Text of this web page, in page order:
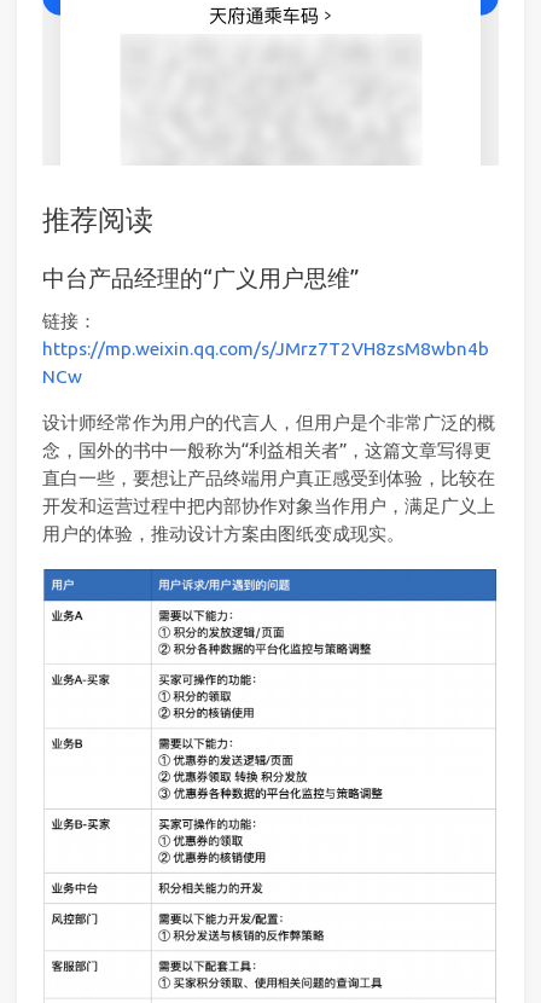
推荐阅读
中台产品经理的“广义用户思维”
链接：
https://mp.weixin.qq.com/s/JMrz7T2VH8zsM8wbn4b
NCw
设计师经常作为用户的代言人，但用户是个非常广泛的概
念，国外的书中一般称为“利益相关者”，这篇文章写得更
直白一些，要想让产品终端用户真正感受到体验，比较在
开发和运营过程中把内部协作对象当作用户，满足广义上
用户的体验，推动设计方案由图纸变成现实。